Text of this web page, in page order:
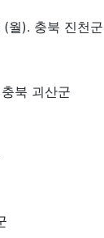
월). 충북 진천군
북 괴산군